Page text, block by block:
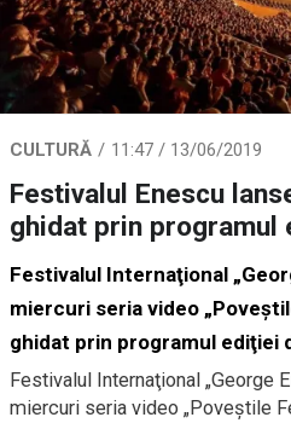
CULTURĂ 11:47 / 13/06/2019
Festivalul Enescu
ghidat prin programul
Festivalul Internaţional
miercuri seria video
ghidat prin programul ediţiei
Festivalul Internaţional „George
miercuri seria video „Poveştile